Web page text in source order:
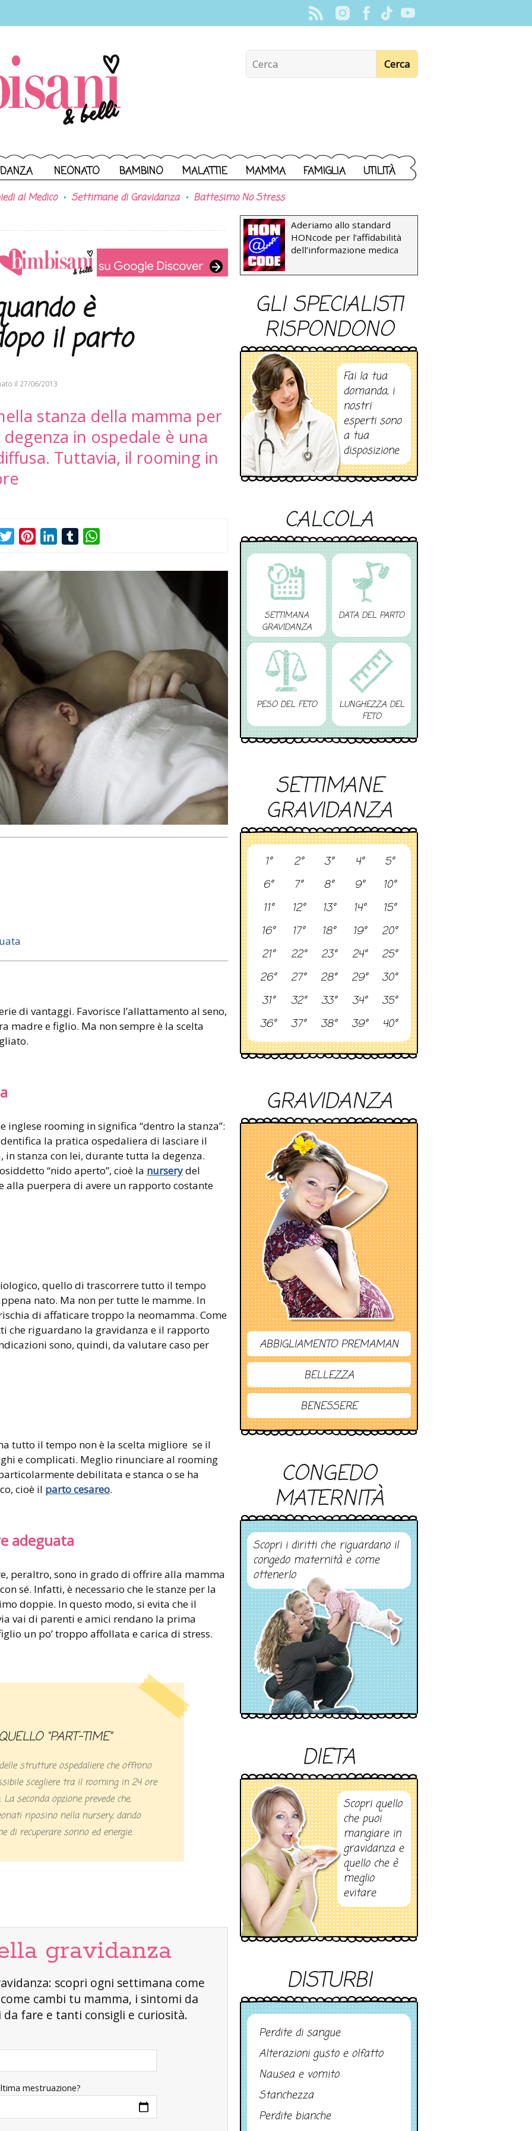
NEONATO BAMBINO MALATTIE MAMMA FAMIGLIA UTILITÀ
al Medico Settimane di Gravidanza Battesimo No Stress
è
il parto
il 27/06/2013
stanza della mamma per
in ospedale è una
Tuttavia, il rooming in
TwitterPinterestLinkedInTumblr
di vantaggi. Favorisce l’allattamento al seno,
madre e figlio. Ma non sempre è la scelta
rooming in significa “dentro la stanza”:
la pratica ospedaliera di lasciare il
stanza con lei, durante tutta la degenza.
“nido aperto”, cioè la nurserydel
alla puerpera di avere un rapporto costante
quello di trascorrere tutto il tempo
nato. Ma non per tutte le mamme. In
di affaticare troppo la neomamma. Come
che riguardano la gravidanza e il rapporto
sono, quindi, da valutare caso per
tutto il tempo non è la scelta migliore se il
e complicati. Meglio rinunciare al rooming
debilitata e stanca o se ha
cioè il parto cesareo.
adeguata
peraltro, sono in grado di offrire alla mamma
sé. Infatti, è necessario che le stanze per la
doppie. In questo modo, si evita che il
vai di parenti e amici rendano la prima
un po’ troppo affollata e carica di stress.
“PART-TIME”
strutture ospedaliere che offrono
scegliere tra il rooming in 24 ore
seconda opzione prevede che,
riposino nella nursery, dando
di recuperare sonno ed energie.
gravidanza
scopri ogni settimana come
cambi tu mamma, i sintomi da
da fare e tanti consigli e curiosità.
mestruazione?
Aderiamo allo standard
HONcode per l’affidabilità
dell’informazione medica
GLI SPECIALISTI
RISPONDONO
Fai la tua
domanda, i
nostri
esperti sono
a tua
disposizione
CALCOLA
SETTIMANA
GRAVIDANZA
DATA DEL PARTO
PESO DEL FETO
LUNGHEZZA DEL
FETO
SETTIMANE
GRAVIDANZA
1° 2° 3° 4°
5°
6°
7° 8° 9°
10°
11°
12° 13° 14°
15°
16°
17° 18° 19°
20°
21°
22° 23° 24°
25°
26°
27° 28° 29°
30°
31°
32° 33° 34°
35°
36°
37° 38° 39° 40°
GRAVIDANZA
ABBIGLIAMENTO PREMAMAN
BELLEZZA
BENESSERE
CONGEDO
MATERNITÀ
Scopri i diritti che riguardano il
congedo maternità e come
ottenerlo
DIETA
Scopri quello
che puoi
mangiare in
gravidanza e
quello che è
meglio
evitare
DISTURBI
Perdite di sangue
Alterazioni gusto e olfatto
Nausea e vomito
Stanchezza
Perdite bianche